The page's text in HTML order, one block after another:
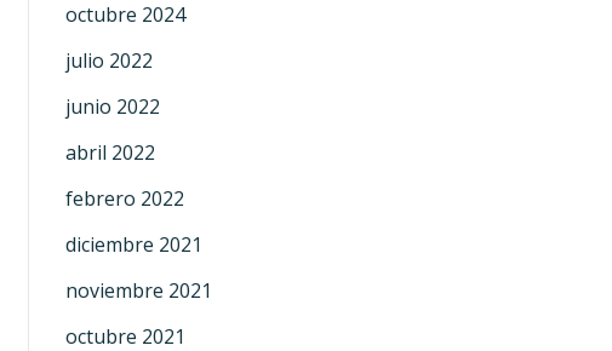
octubre 2024
julio 2022
junio 2022
abril 2022
febrero 2022
diciembre 2021
noviembre 2021
octubre 2021